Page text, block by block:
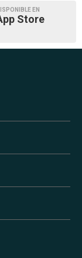
EN
Store